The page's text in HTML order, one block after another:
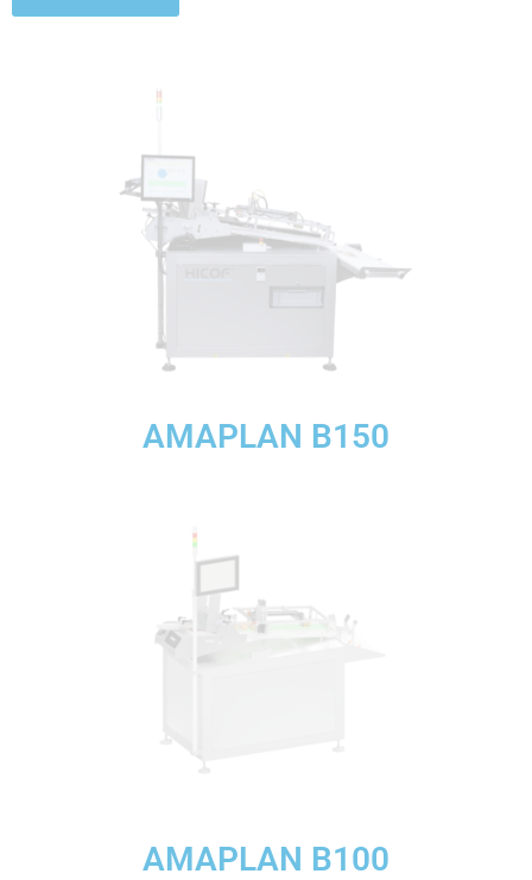
AMAPLAN B150
AMAPLAN B100